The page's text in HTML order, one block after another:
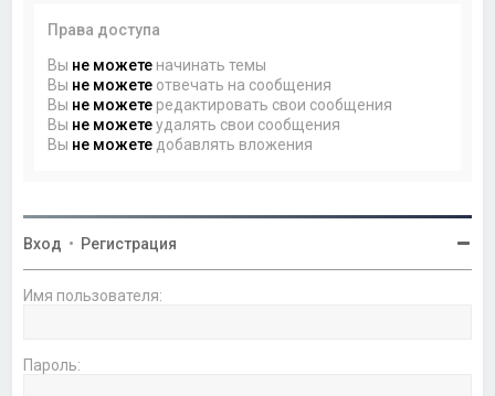
Права доступа
Вы не можете начинать темы
Вы не можете отвечать на сообщения
Вы не можете редактировать свои сообщения
Вы не можетеудалять свои сообщения
Вы не можете добавлять вложения
Вход • Регистрация
Имя пользователя:
Пароль: